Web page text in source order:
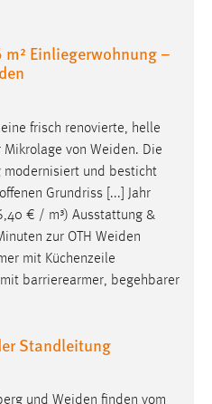
Einliegerwohnung –
frisch renovierte, helle
Mikrolage von Weiden. Die
modernisiert und besticht
Grundriss [...] Jahr
€ / m³) Ausstattung &
zur OTH Weiden
mit Küchenzeile
barrierearmer, begehbarer
Standleitung
und Weiden finden vom
von Drittanbietern
Werbung anzuzeigen.
über Websites